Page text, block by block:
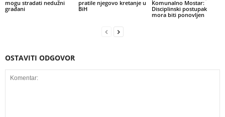
mogu stradati nedužni
građani
pratile njegovo kretanje u
BiH
Komunalno Mostar:
Disciplinski postupak
mora biti ponovljen
OSTAVITI ODGOVOR